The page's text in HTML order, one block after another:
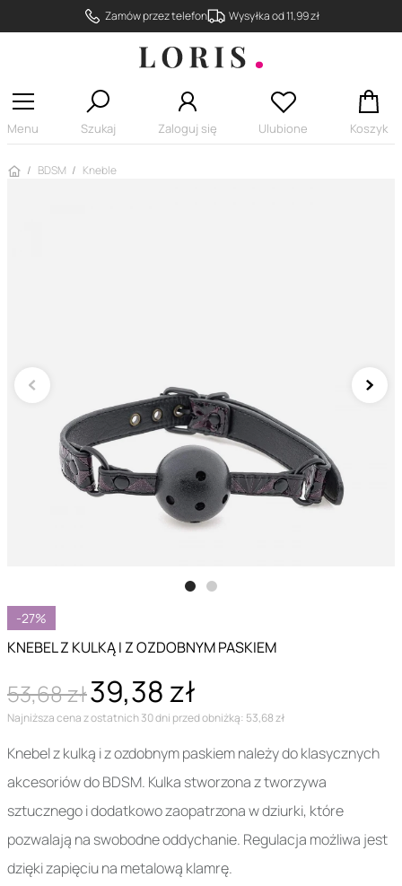
Zamów przez telefon Wysyłka od 11,99 zł
Menu Szukaj Zaloguj się Ulubione Koszyk
Strona główna
BDSM Kneble
-27%
KNEBEL Z KULKĄ I Z OZDOBNYM PASKIEM
53,68 zł39,38 zł
Najniższa cena z ostatnich 30 dni przed obniżką: 53,68 zł
Knebel z kulką i z ozdobnym paskiem należy do klasycznych
akcesoriów do BDSM. Kulka stworzona z tworzywa
sztucznego i dodatkowo zaopatrzona w dziurki, które
pozwalają na swobodne oddychanie. Regulacja możliwa jest
dzięki zapięciu na metalową klamrę.